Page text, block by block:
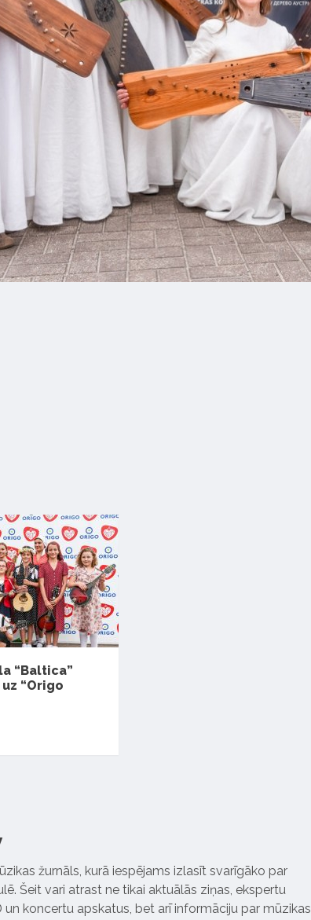
“Baltica”
“Origo
žurnāls, kurā iespējams izlasīt svarīgāko par
Šeit vari atrast ne tikai aktuālās ziņas, ekspertu
un koncertu apskatus, bet arī informāciju par mūzikas